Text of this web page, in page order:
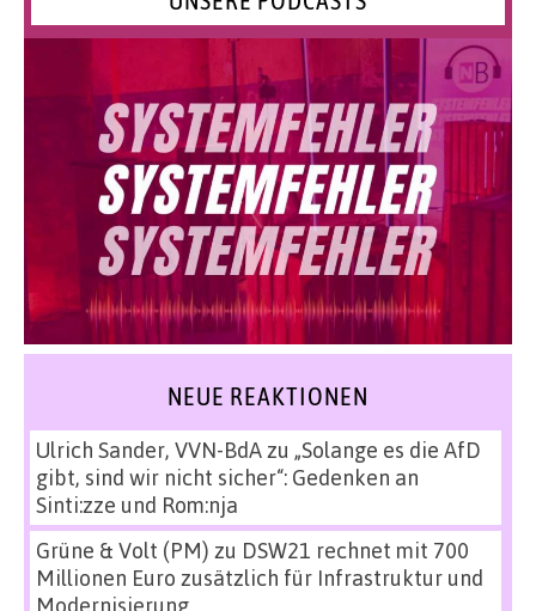
NEUE REAKTIONEN
Ulrich Sander, VVN-BdAzu „Solange es die AfD
gibt, sind wir nicht sicher“: Gedenken an
Sinti:zze und Rom:nja
Grüne & Volt (PM) zu DSW21 rechnet mit 700
Millionen Euro zusätzlich für Infrastruktur und
Modernisierung